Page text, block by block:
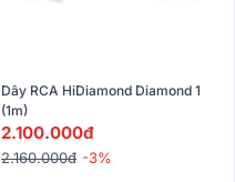
Dây RCA HiDiamond Diamond 1
(1m)
2.100.000đ
2.160.000đ -3%